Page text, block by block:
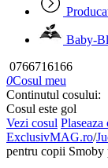
Baby-
0766716166
0Cosul meu
Continutul cosului:
Cosul este gol
Vezi cosul Plaseaza
ExclusivMAG.ro/
pentru copii Smoby